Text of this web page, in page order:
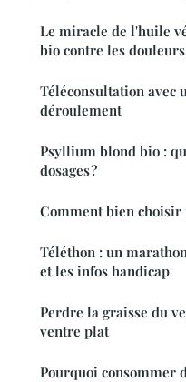
Le miracle de l'huile
bio contre les
Téléconsultation avec
déroulement
Psyllium blond bio :
dosages ?
Comment bien choisir
Téléthon : un
et les infos handicap
Perdre la graisse du
ventre plat
Pourquoi consommer